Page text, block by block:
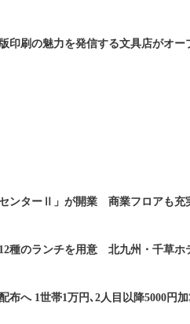
印刷の魅力を発信する文具店がオー
センターⅡ」が開業 商業フロアも充
12種のランチを用意 北九州・千草ホ
布へ 1世帯1万円､2人目以降5000円